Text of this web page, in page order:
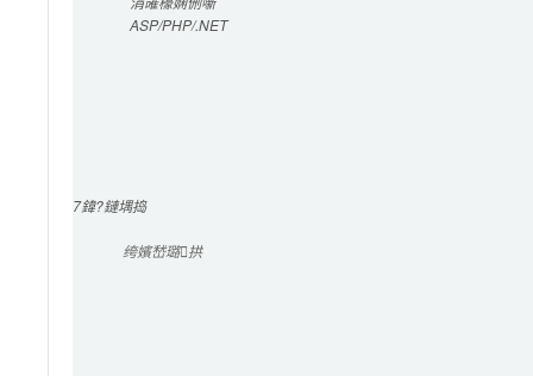
ASP/PHP/.NET
7鍏?鏈堣捣
绔嬪嵆璐拱